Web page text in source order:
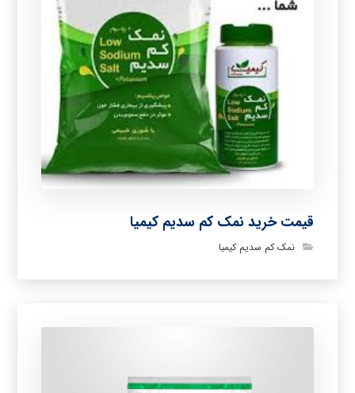
قیمت خرید نمک کم سدیم کیمیا
نمک کم سدیم کیمیا